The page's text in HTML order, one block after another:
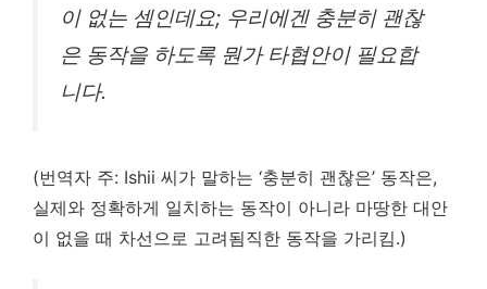
이 없는 셈인데요; 우리에겐 충분히 괜찮
은 동작을 하도록 뭔가 타협안이 필요합
니다.
(번역자 주: Ishii 씨가 말하는 ‘충분히 괜찮은’ 동작은,
실제와 정확하게 일치하는 동작이 아니라 마땅한 대안
이 없을 때 차선으로 고려됨직한 동작을 가리킴.)